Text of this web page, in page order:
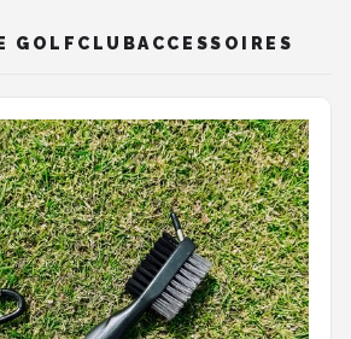
GOLFCLUBACCESSOIRES